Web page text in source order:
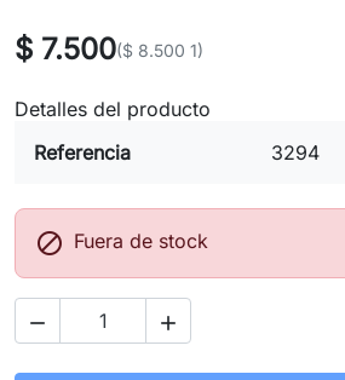
$ 7.500($ 8.500 1)
Detalles del producto
Referencia
3294
 Fuera de stock
 